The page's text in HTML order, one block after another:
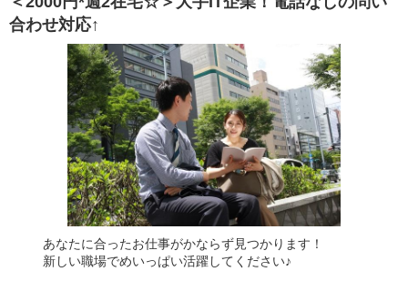
合わせ対応↑
あなたに合ったお仕事がかならず見つかります！
新しい職場でめいっぱい活躍してください♪